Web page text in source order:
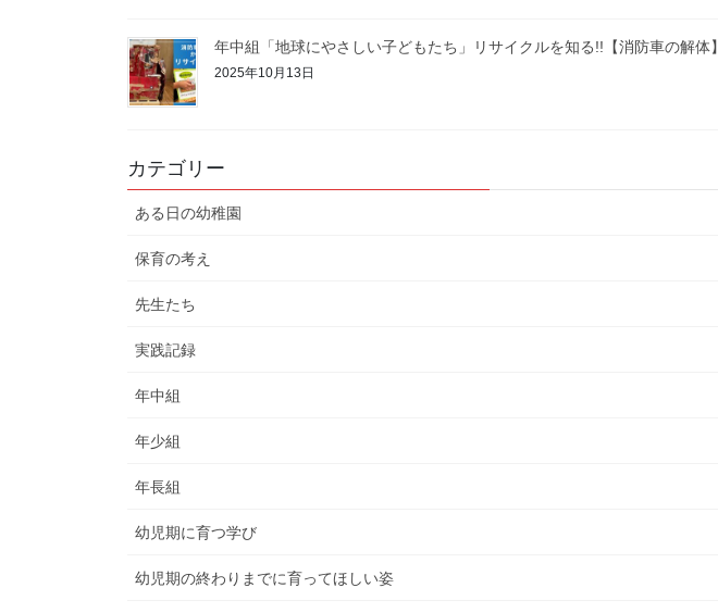
年中組「地球にやさしい子どもたち」リサイクルを知る!!【消防車の解体】
2025年10月13日
カテゴリー
ある日の幼稚園
保育の考え
先生たち
実践記録
年中組
年少組
年長組
幼児期に育つ学び
幼児期の終わりまでに育ってほしい姿